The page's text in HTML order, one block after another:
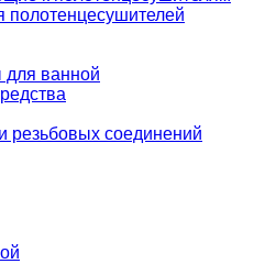
полотенцесушителей
для ванной
резьбовых соединений